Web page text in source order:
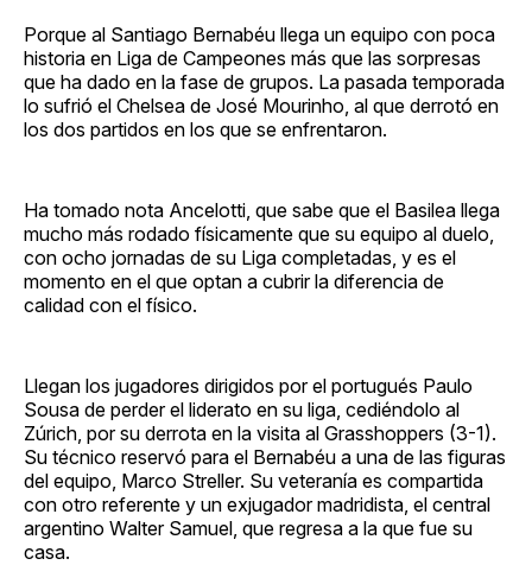
Porque al Santiago Bernabéu llega un equipo con poca
historia en Liga de Campeones más que las sorpresas
que ha dado en la fase de grupos. La pasada temporada
lo sufrió el Chelsea de José Mourinho, al que derrotó en
los dos partidos en los que se enfrentaron.
Ha tomado nota Ancelotti, que sabe que el Basilea llega
mucho más rodado físicamente que su equipo al duelo,
con ocho jornadas de su Liga completadas, y es el
momento en el que optan a cubrir la diferencia de
calidad con el físico.
Llegan los jugadores dirigidos por el portugués Paulo
Sousa de perder el liderato en su liga, cediéndolo al
Zúrich, por su derrota en la visita al Grasshoppers (3-1).
Su técnico reservó para el Bernabéu a una de las figuras
del equipo, Marco Streller. Su veteranía es compartida
con otro referente y un exjugador madridista, el central
argentino Walter Samuel, que regresa a la que fue su
casa.